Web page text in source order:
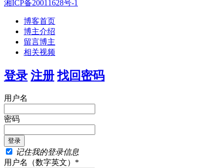
湘ICP备20011628号-1
博客首页
博主介绍
留言博主
相关视频
登录 注册 找回密码
用户名
密码
记住我的登录信息
用户名（数字英文）*